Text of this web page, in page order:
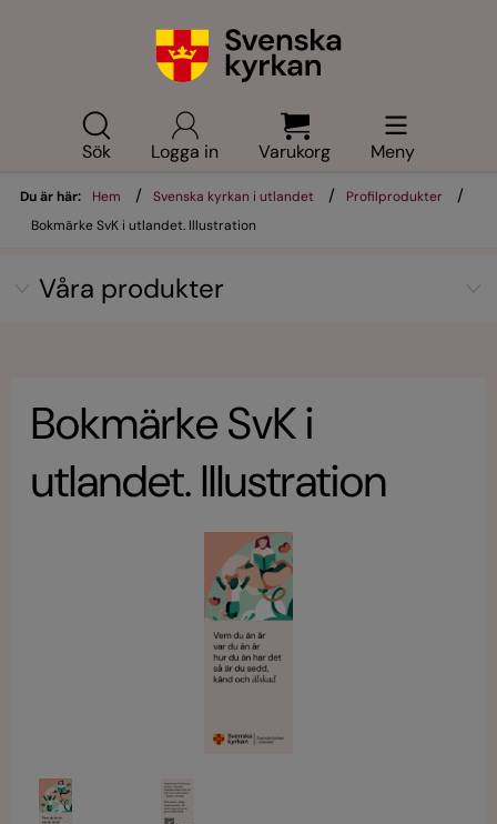
Sök Logga in Varukorg Meny
Du är här: Hem / Svenska kyrkan i utlandet / Profilprodukter /
Bokmärke SvK i utlandet. Illustration
Våra produkter
Bokmärke SvK i
utlandet. Illustration